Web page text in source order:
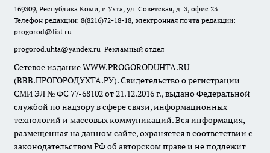
169309, Республика Коми, г. Ухта, ул. Советская, д. 3, офис 23
Телефон редакции: 8(8216)72-18-18, электронная почта редакции:
progorod@list.ru
progorod.uhta@yandex.ru Рекламный отдел
Сетевое издание WWW.PROGORODUHTA.RU
(ВВВ.ПРОГОРОДУХТА.РУ). Свидетельство о регистрации
СМИ ЭЛ № ФС 77-68102 от 21.12.2016 г., выдано Федеральной
службой по надзору в сфере связи, информационных
технологий и массовых коммуникаций. Вся информация,
размещенная на данном сайте, охраняется в соответствии с
законодательством РФ об авторском праве и не подлежит